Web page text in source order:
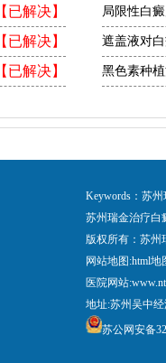
【已解决】
【已解决】
【已解决】
局限性白
遮盖液对
黑色素种
Keywords：苏
苏州瑞金治疗白
版权所有：苏
网站地图:html地
医院网站
地址:苏州吴中
苏公网安备